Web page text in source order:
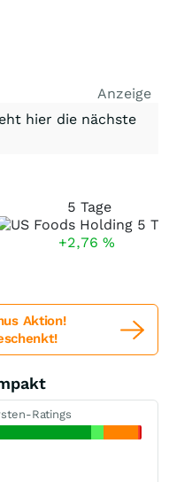
Anzeige
hier die nächste
5 Tage
+2,76 %
Aktion!
Ratings